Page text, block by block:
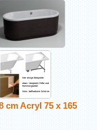
cm Acryl 75 x 165